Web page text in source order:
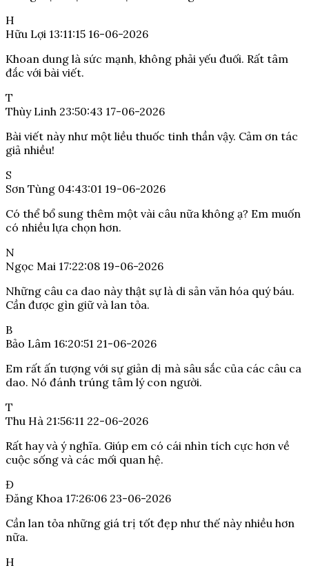
H
Hữu Lợi 13:11:15 16-06-2026
Khoan dung là sức mạnh, không phải yếu đuối. Rất tâm
đắc với bài viết.
T
Thùy Linh 23:50:43 17-06-2026
Bài viết này như một liều thuốc tinh thần vậy. Cảm ơn tác
giả nhiều!
S
Sơn Tùng 04:43:01 19-06-2026
Có thể bổ sung thêm một vài câu nữa không ạ? Em muốn
có nhiều lựa chọn hơn.
N
Ngọc Mai 17:22:08 19-06-2026
Những câu ca dao này thật sự là di sản văn hóa quý báu.
Cần được gìn giữ và lan tỏa.
B
Bảo Lâm 16:20:51 21-06-2026
Em rất ấn tượng với sự giản dị mà sâu sắc của các câu ca
dao. Nó đánh trúng tâm lý con người.
T
Thu Hà 21:56:11 22-06-2026
Rất hay và ý nghĩa. Giúp em có cái nhìn tích cực hơn về
cuộc sống và các mối quan hệ.
Đ
Đăng Khoa 17:26:06 23-06-2026
Cần lan tỏa những giá trị tốt đẹp như thế này nhiều hơn
nữa.
H